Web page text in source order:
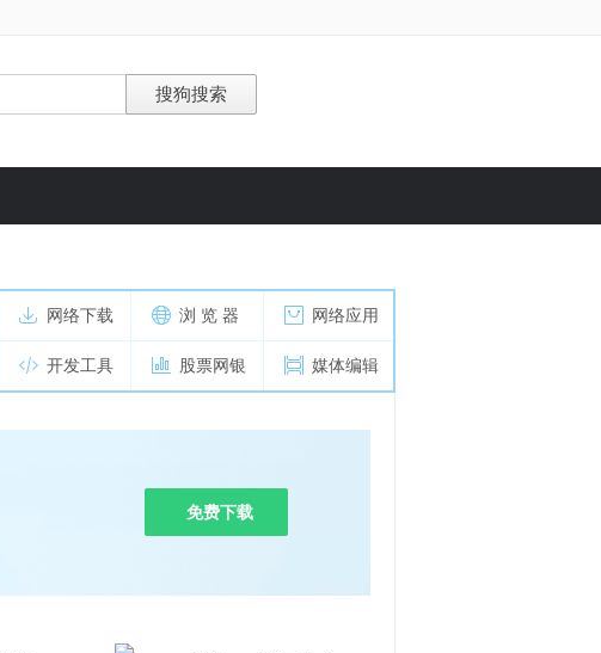
网络下载 浏 览 器 网络应用
开发工具 股票网银 媒体编辑
免费下载